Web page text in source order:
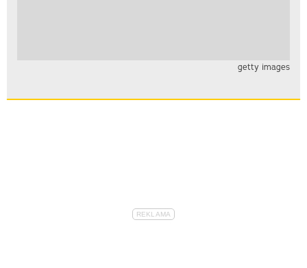
getty images